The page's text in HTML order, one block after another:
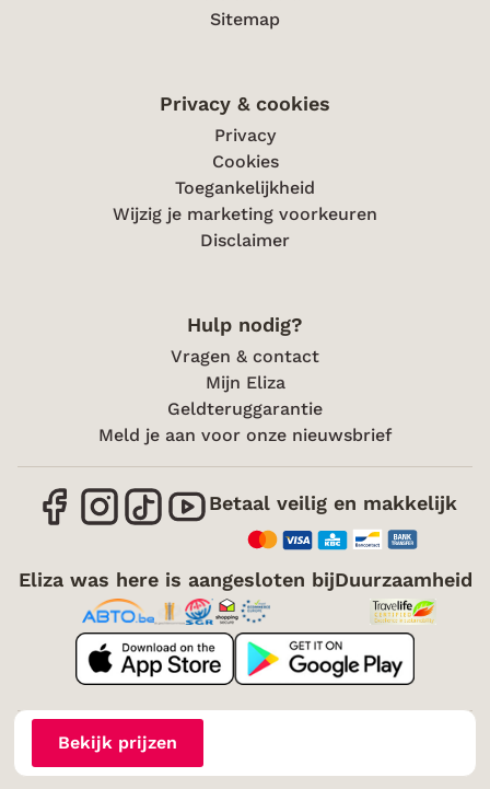
Bekijk prijzen
Sitemap
Privacy & cookies
Privacy
Cookies
Toegankelijkheid
Wijzig je marketing voorkeuren
Disclaimer
Hulp nodig?
Vragen & contact
Mijn Eliza
Geldteruggarantie
Meld je aan voor onze nieuwsbrief
Betaal veilig en makkelijk
Eliza was here is aangesloten bijDuurzaamheid
Over mijVacatures
Toegankelijkheid